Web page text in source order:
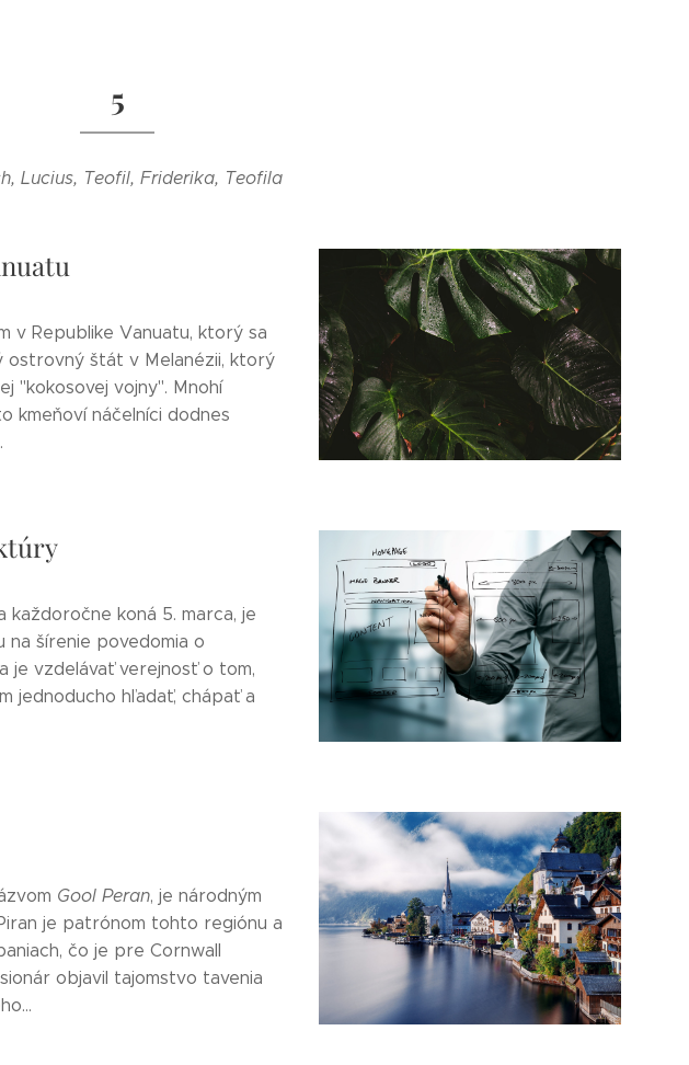
5
Lucius, Teofil, Friderika, Teofila
v Republike Vanuatu, ktorý sa
ostrovný štát v Melanézii, ktorý
"kokosovej vojny". Mnohí
kmeňoví náčelníci dodnes
koná 5. marca, je
na šírenie povedomia o
je vzdelávať verejnosť o tom,
jednoducho hľadať, chápať a
Gool Peran, je národným
je patrónom tohto regiónu a
čo je pre Cornwall
objavil tajomstvo tavenia